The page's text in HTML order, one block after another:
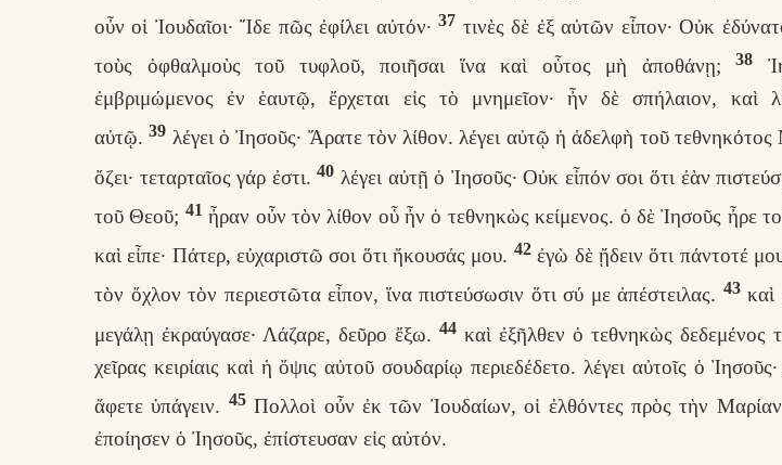
οὖν οἱ Ἰουδαῖοι· Ἴδε πῶς ἐφίλει αὐτόν·37 τινὲς δὲ ἐξ αὐτῶν εἶπον· Οὐκ
τοὺς ὀφθαλμοὺς τοῦ τυφλοῦ, ποιῆσαι ἵνα καὶ οὗτος μὴ ἀποθάνῃ;38
ἐμβριμώμενος ἐν ἑαυτῷ, ἔρχεται εἰς τὸ μνημεῖον· ἦν δὲ σπήλαιον, καὶ
αὐτῷ.39 λέγει ὁ Ἰησοῦς· Ἄρατε τὸν λίθον. λέγει αὐτῷ ἡ ἀδελφὴ τοῦ
ὄζει· τεταρταῖος γάρ ἐστι.40 λέγει αὐτῇ ὁ Ἰησοῦς· Οὐκ εἶπόν σοι ὅτι ἐὰν
τοῦ Θεοῦ; 41ἦραν οὖν τὸν λίθον οὗ ἦν ὁ τεθνηκὼς κείμενος. ὁ δὲ Ἰησοῦς ἦρε
καὶ εἶπε· Πάτερ, εὐχαριστῶ σοι ὅτι ἤκουσάς μου. 42ἐγὼ δὲ ᾔδειν ὅτι πάντοτέ
τὸν ὄχλον τὸν περιεστῶτα εἶπον, ἵνα πιστεύσωσιν ὅτι σύ με ἀπέστειλας. 43καὶ
μεγάλῃ ἐκραύγασε· Λάζαρε, δεῦρο ἔξω. 44 καὶ ἐξῆλθεν ὁ τεθνηκὼς δεδεμένος
χεῖρας κειρίαις καὶ ἡ ὄψις αὐτοῦ σουδαρίῳ περιεδέδετο. λέγει αὐτοῖς ὁ
ἄφετε ὑπάγειν. 45Πολλοὶ οὖν ἐκ τῶν Ἰουδαίων, οἱ ἐλθόντες πρὸς τὴν
ἐποίησεν ὁ Ἰησοῦς, ἐπίστευσαν εἰς αὐτόν.